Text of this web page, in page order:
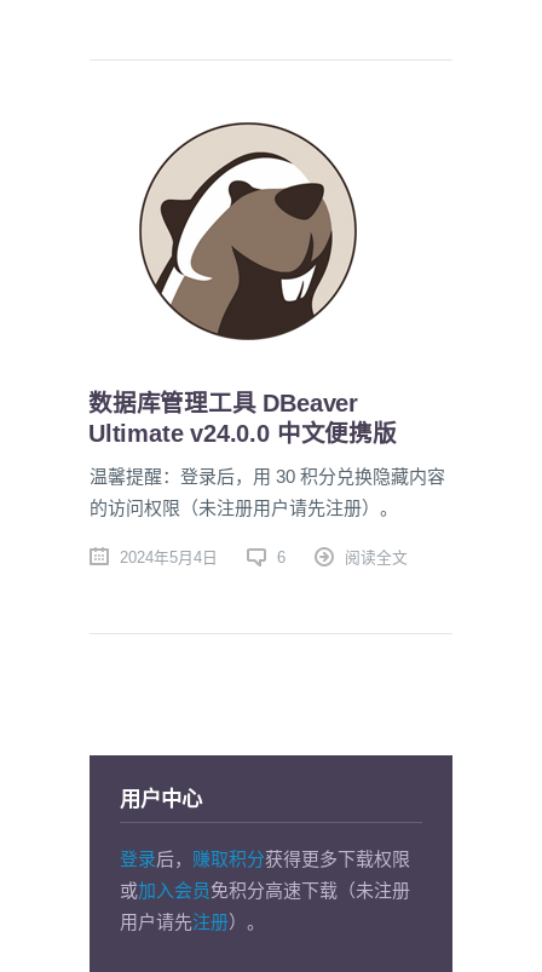
数据库管理工具 DBeaver
Ultimate v24.0.0 中文便携版
温馨提醒：登录后，用 30 积分兑换隐藏内容
的访问权限（未注册用户请先注册）。
2024年5月4日 6 阅读全文
用户中心
登录后， 赚取积分获得更多下载权限
或加入会员免积分高速下载（未注册
用户请先注册）。